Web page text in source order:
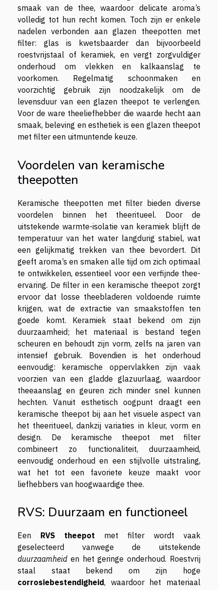
smaak van de thee, waardoor delicate aroma’s
volledig tot hun recht komen. Toch zijn er enkele
nadelen verbonden aan glazen theepotten met
filter: glas is kwetsbaarder dan bijvoorbeeld
roestvrijstaal of keramiek, en vergt zorgvuldiger
onderhoud om vlekken en kalkaanslag te
voorkomen. Regelmatig schoonmaken en
voorzichtig gebruik zijn noodzakelijk om de
levensduur van een glazen theepot te verlengen.
Voor de ware theeliefhebber die waarde hecht aan
smaak, beleving en esthetiek is een glazen theepot
met filter een uitmuntende keuze.
Voordelen van keramische
theepotten
Keramische theepotten met filter bieden diverse
voordelen binnen het theeritueel. Door de
uitstekende warmte-isolatie van keramiek blijft de
temperatuur van het water langdurig stabiel, wat
een gelijkmatig trekken van thee bevordert. Dit
geeft aroma’s en smaken alle tijd om zich optimaal
te ontwikkelen, essentieel voor een verfijnde thee-
ervaring. De filter in een keramische theepot zorgt
ervoor dat losse theebladeren voldoende ruimte
krijgen, wat de extractie van smaakstoffen ten
goede komt. Keramiek staat bekend om zijn
duurzaamheid; het materiaal is bestand tegen
scheuren en behoudt zijn vorm, zelfs na jaren van
intensief gebruik. Bovendien is het onderhoud
eenvoudig: keramische oppervlakken zijn vaak
voorzien van een gladde glazuurlaag, waardoor
theeaanslag en geuren zich minder snel kunnen
hechten. Vanuit esthetisch oogpunt draagt een
keramische theepot bij aan het visuele aspect van
het theeritueel, dankzij variaties in kleur, vorm en
design. De keramische theepot met filter
combineert zo functionaliteit, duurzaamheid,
eenvoudig onderhoud en een stijlvolle uitstraling,
wat het tot een favoriete keuze maakt voor
liefhebbers van hoogwaardige thee.
RVS: Duurzaam en functioneel
Een RVS theepot met filter wordt vaak
geselecteerd vanwege de uitstekende
duurzaamheiden het geringe onderhoud. Roestvrij
staal staat bekend om zijn hoge
corrosiebestendigheid, waardoor het materiaal